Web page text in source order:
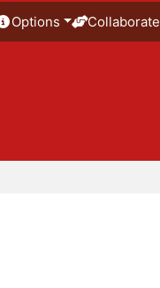
Options Collaborate